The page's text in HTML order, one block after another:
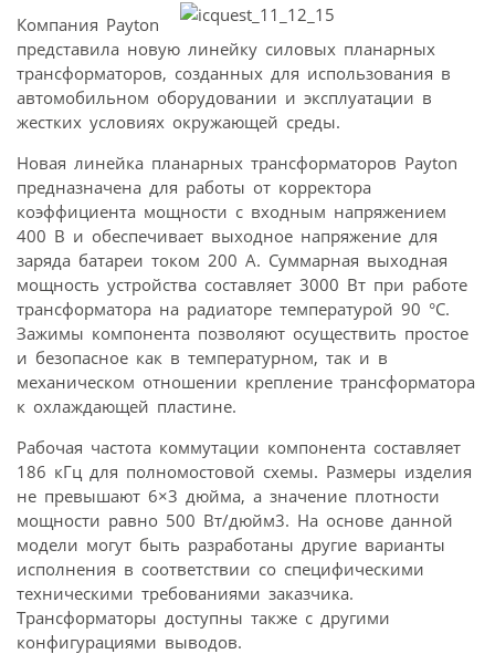
Компания Payton
представила новую линейку силовых планарных
трансформаторов, созданных для использования в
автомобильном оборудовании и эксплуатации в
жестких условиях окружающей среды.
Новая линейка планарных трансформаторов Payton
предназначена для работы от корректора
коэффициента мощности с входным напряжением
400 В и обеспечивает выходное напряжение для
заряда батареи током 200 А. Суммарная выходная
мощность устройства составляет 3000 Вт при работе
трансформатора на радиаторе температурой 90 °C.
Зажимы компонента позволяют осуществить простое
и безопасное как в температурном, так и в
механическом отношении крепление трансформатора
к охлаждающей пластине.
Рабочая частота коммутации компонента составляет
186 кГц для полномостовой схемы. Размеры изделия
не превышают 6×3 дюйма, а значение плотности
мощности равно 500 Вт/дюйм3. На основе данной
модели могут быть разработаны другие варианты
исполнения в соответствии со специфическими
техническими требованиями заказчика.
Трансформаторы доступны также с другими
конфигурациями выводов.